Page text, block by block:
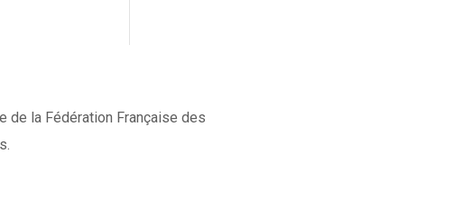
de la Fédération Française des